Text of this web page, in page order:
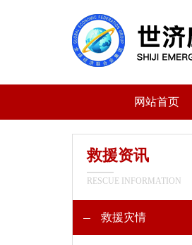
网站首页
救援资讯
RESCUE INFORMATION
救援灾情